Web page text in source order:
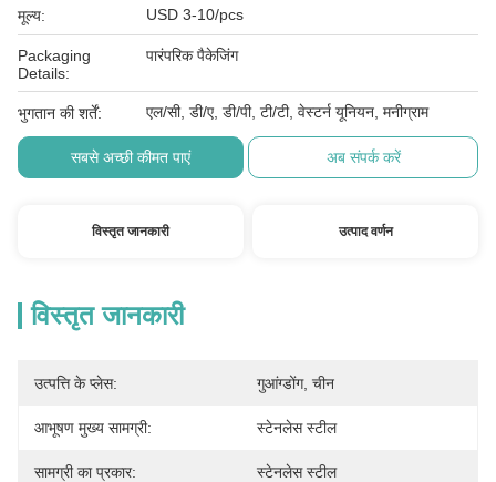
मूल्य: USD 3-10/pcs
Packaging
Details:
पारंपरिक पैकेजिंग
भुगतान की शर्तें: एल/सी, डी/ए, डी/पी, टी/टी, वेस्टर्न यूनियन, मनीग्राम
सबसे अच्छी कीमत पाएं अब संपर्क करें
विस्तृत जानकारी उत्पाद वर्णन
विस्तृत जानकारी
उत्पत्ति के प्लेस: गुआंग्डोंग, चीन
आभूषण मुख्य सामग्री: स्टेनलेस स्टील
सामग्री का प्रकार: स्टेनलेस स्टील